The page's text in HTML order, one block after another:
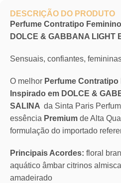
DESCRIÇÃO DO PRODUTO
Perfume Contratipo
DOLCE & GABBANA LIGHT
Sensuais, confiantes,
O melhor Perfume Contratipo
Inspirado em DOLCE &
SALINA da Sinta Paris
essência Premium de Alta
formulação do importado
Principais Acordes: floral
aquático âmbar citrinos
amadeirado